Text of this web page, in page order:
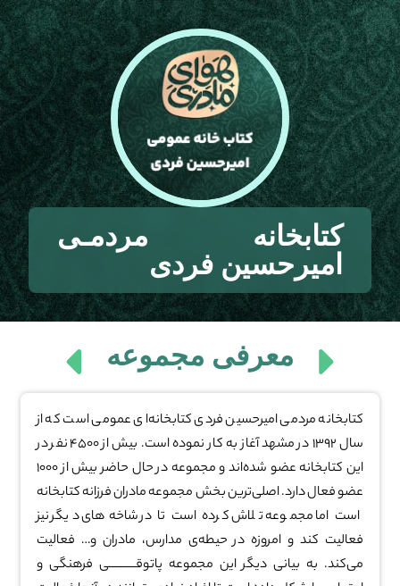
کتابخانه مردمـی
امیرحسین فردی
معرفی مجموعه
کتابخانه مردمی امیرحسین فردی کتابخانه‌ای عمومی است که از
سال ۱۳۹۲ در مشهد آغاز به کار نموده است.
بیش از ۴۵۰۰ نفر در
این کتابخانه عضو شده‌اند و مجموعه در حال حاضر بیش از ۱۰۰۰
عضو فعال دارد.اصلی‌ترین بخش مجموعه مادران فرزانه کتابخانه
است اما مجموعه تلاش کرده است تا در شاخه‌های دیگر نیز
فعالیت کند و امروزه در حیطه‌ی مدارس، مادران و… فعالیت
می‌کند. به بیانی دیگر این مجموعه پاتوقــــــــــی فرهنگی و